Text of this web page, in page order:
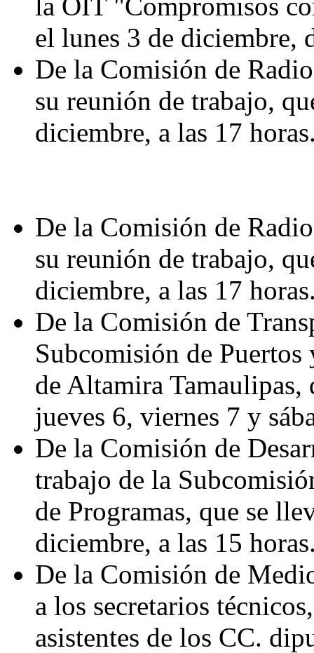
el lunes 3 de diciembre,
De la Comisión de
su reunión de trabajo,
diciembre, a las 17
De la Comisión de
su reunión de trabajo,
diciembre, a las 17
De la Comisión de
Subcomisión de
de Altamira
jueves 6, viernes 7 y
De la Comisión de
trabajo de la
de Programas, que se
diciembre, a las 15
De la Comisión de
a los secretarios
asistentes de los CC.